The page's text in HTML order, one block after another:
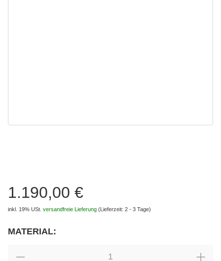
1.190,00 €
inkl. 19% USt. versandfreie Lieferung (Lieferzeit: 2 - 3 Tage)
MATERIAL: